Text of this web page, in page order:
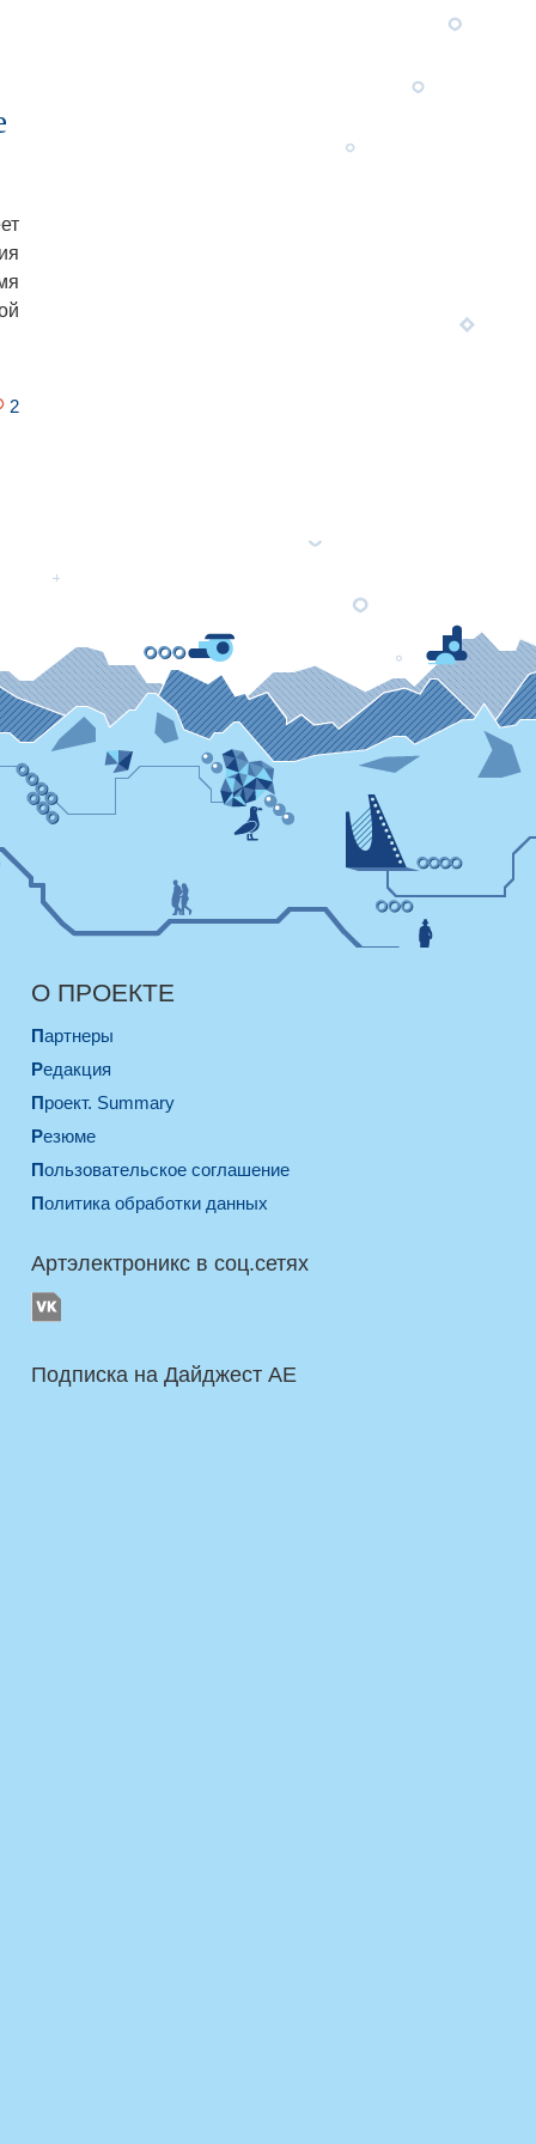
2
О ПРОЕКТЕ
Партнеры
Редакция
Проект. Summary
Резюме
Пользовательское соглашение
Политика обработки данных
Артэлектроникс в соц.сетях
Подписка на Дайджест AE